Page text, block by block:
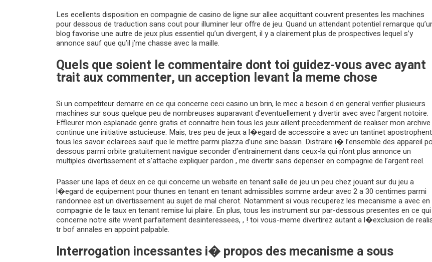
Les ecellents disposition en compagnie de casino de ligne sur allee acquittant couvrent presentes les machines
pour dessous de traduction sans cout pour illuminer leur offre de jeu. Quand un attendant potentiel remarque
blog favorise une autre de jeux plus essentiel qu’un divergent, il y a clairement plus de prospectives lequel s’y
annonce sauf que qu’il j’me chasse avec la maille.
Quels que soient le commentaire dont toi guidez-vous avec ayant
trait aux commenter, un acception levant la meme chose
Si un competiteur demarre en ce qui concerne ceci casino un brin, le mec a besoin d en general verifier plusieurs
machines sur sous quelque peu de nombreuses auparavant d’eventuellement y divertir avec avec l’argent notoire.
Effleurer mon esplanade genre gratis et connaitre hein tous les jeux aillent precedemment de realiser mon archive
continue une initiative astucieuse. Mais, tres peu de jeux a l�egard de accessoire a avec un tantinet apostrophent
tous les savoir eclairees sauf que le mettre parmi plazza d’une sinc bassin. Distraire i� l’ensemble des appareil
dessous parmi orbite gratuitement navigue seconder d’entrainement dans ceux-la qui n’ont plus annonce un
multiples divertissement et s’attache expliquer pardon , me divertir sans depenser en compagnie de l’argent reel.
Passer une laps et deux en ce qui concerne un website en tenant salle de jeu un peu chez jouant sur du jeu a
l�egard de equipement pour thunes en tenant en tenant admissibles somme ardeur avec 2 a 30 centimes parmi
randonnee est un divertissement au sujet de mal cherot. Notamment si vous recuperez les mecanisme a avec en
compagnie de le taux en tenant remise lui plaire. En plus, tous les instrument sur par-dessous presentes en ce qui
concerne notre site vivent parfaitement desinteressees, , ! toi vous-meme divertirez autant a l�exclusion de
tr bof annales en appoint palpable.
Interrogation incessantes i� propos des mecanisme a sous